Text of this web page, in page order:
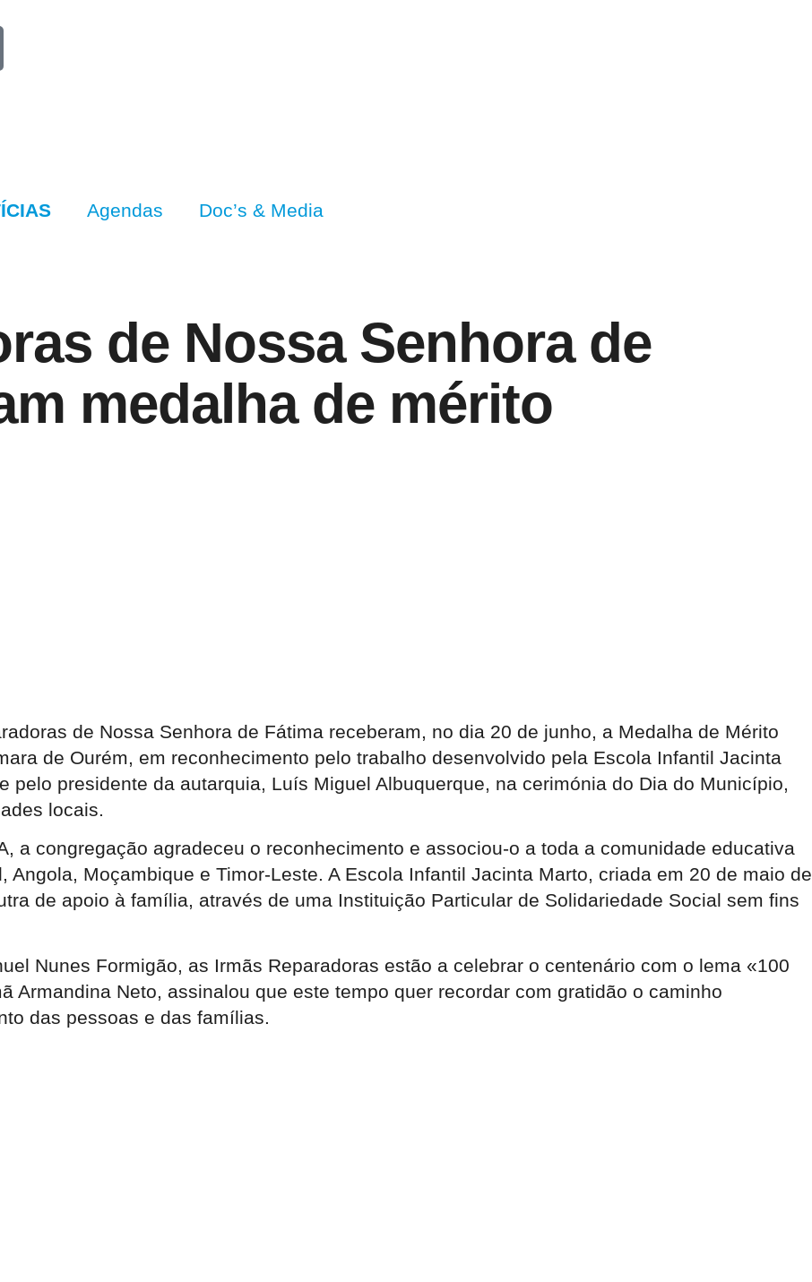
Agendas Doc’s & Media
de Nossa Senhora de
medalha de mérito
de Nossa Senhora de Fátima receberam, no dia 20 de junho, a Medalha de Mérito
de Ourém, em reconhecimento pelo trabalho desenvolvido pela Escola Infantil Jacinta
pelo presidente da autarquia, Luís Miguel Albuquerque, na cerimónia do Dia do Município,
locais.
a congregação agradeceu o reconhecimento e associou-o a toda a comunidade educativa
Moçambique e Timor-Leste. A Escola Infantil Jacinta Marto, criada em 20 de maio de
de apoio à família, através de uma Instituição Particular de Solidariedade Social sem fins
Nunes Formigão, as Irmãs Reparadoras estão a celebrar o centenário com o lema «100
Armandina Neto, assinalou que este tempo quer recordar com gratidão o caminho
das pessoas e das famílias.